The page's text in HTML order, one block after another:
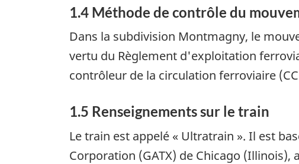
1.4 Méthode de contrôle du
Dans la subdivision Montmagny, le
vertu du Règlement d'exploitation
contrôleur de la circulation ferroviaire
1.5 Renseignements sur le train
Le train est appelé « Ultratrain ». Il est
Corporation (GATX) de Chicago (Illinois),